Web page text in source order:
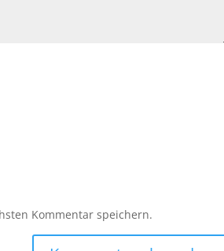
Kommentar speichern.